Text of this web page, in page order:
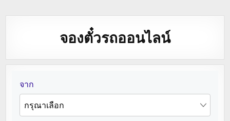
จองตั๋วรถออนไลน์